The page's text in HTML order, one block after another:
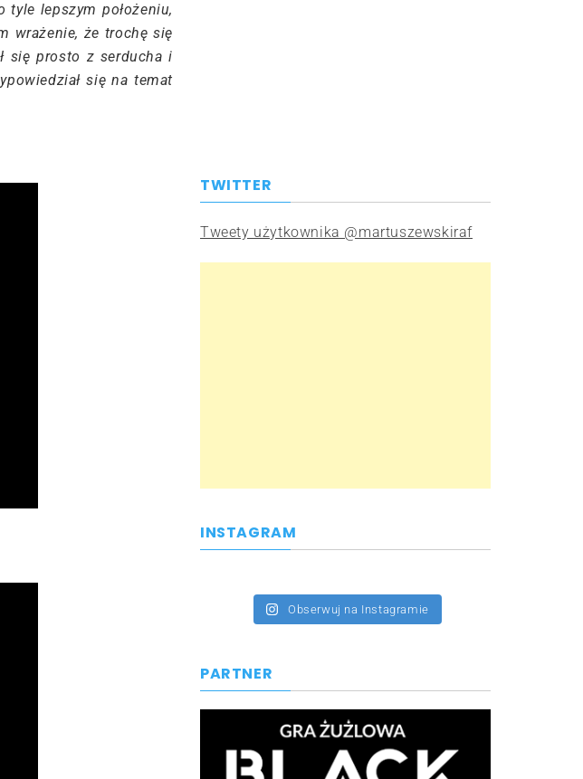
tyle lepszym położeniu,
wrażenie, że trochę się
się prosto z serducha i
się na temat
TWITTER
Tweety użytkownika @martuszewskiraf
INSTAGRAM
Obserwuj na Instagramie
PARTNER